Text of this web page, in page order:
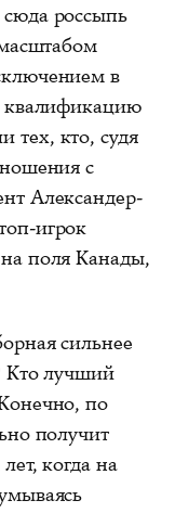
россыпь
в
квалификацию
кто, судя
с
Александер-
игрок
поля Канады,
сильнее
Кто лучший
по
получит
когда на